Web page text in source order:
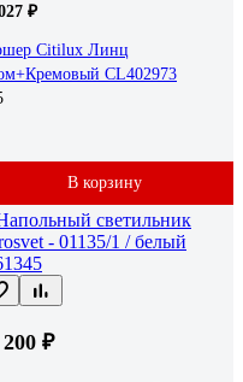
₽
Citilux Линц
CL402973
В корзину
200 ₽